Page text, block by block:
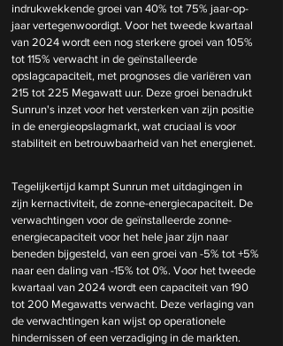
indrukwekkende groei van 40% tot 75% jaar-op-
jaar vertegenwoordigt. Voor het tweede kwartaal
van 2024 wordt een nog sterkere groei van 105%
tot 115% verwacht in de geïnstalleerde
opslagcapaciteit, met prognoses die variëren van
215 tot 225 Megawatt uur. Deze groei benadrukt
Sunrun's inzet voor het versterken van zijn positie
in de energieopslagmarkt, wat cruciaal is voor
stabiliteit en betrouwbaarheid van het energienet.
Tegelijkertijd kampt Sunrun met uitdagingen in
zijn kernactiviteit, de zonne-energiecapaciteit. De
verwachtingen voor de geïnstalleerde zonne-
energiecapaciteit voor het hele jaar zijn naar
beneden bijgesteld, van een groei van -5% tot +5%
naar een daling van -15% tot 0%. Voor het tweede
kwartaal van 2024 wordt een capaciteit van 190
tot 200 Megawatts verwacht. Deze verlaging van
de verwachtingen kan wijst op operationele
hindernissen of een verzadiging in de markten.